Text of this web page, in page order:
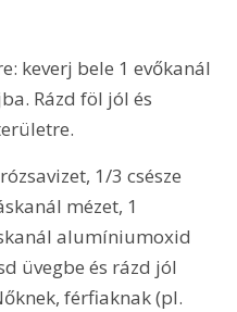
keverj bele 1 evőkanál
Rázd föl jól és
1/3 csésze
mézet, 1
alumíniumoxid
üvegbe és rázd jól
férfiaknak (pl.